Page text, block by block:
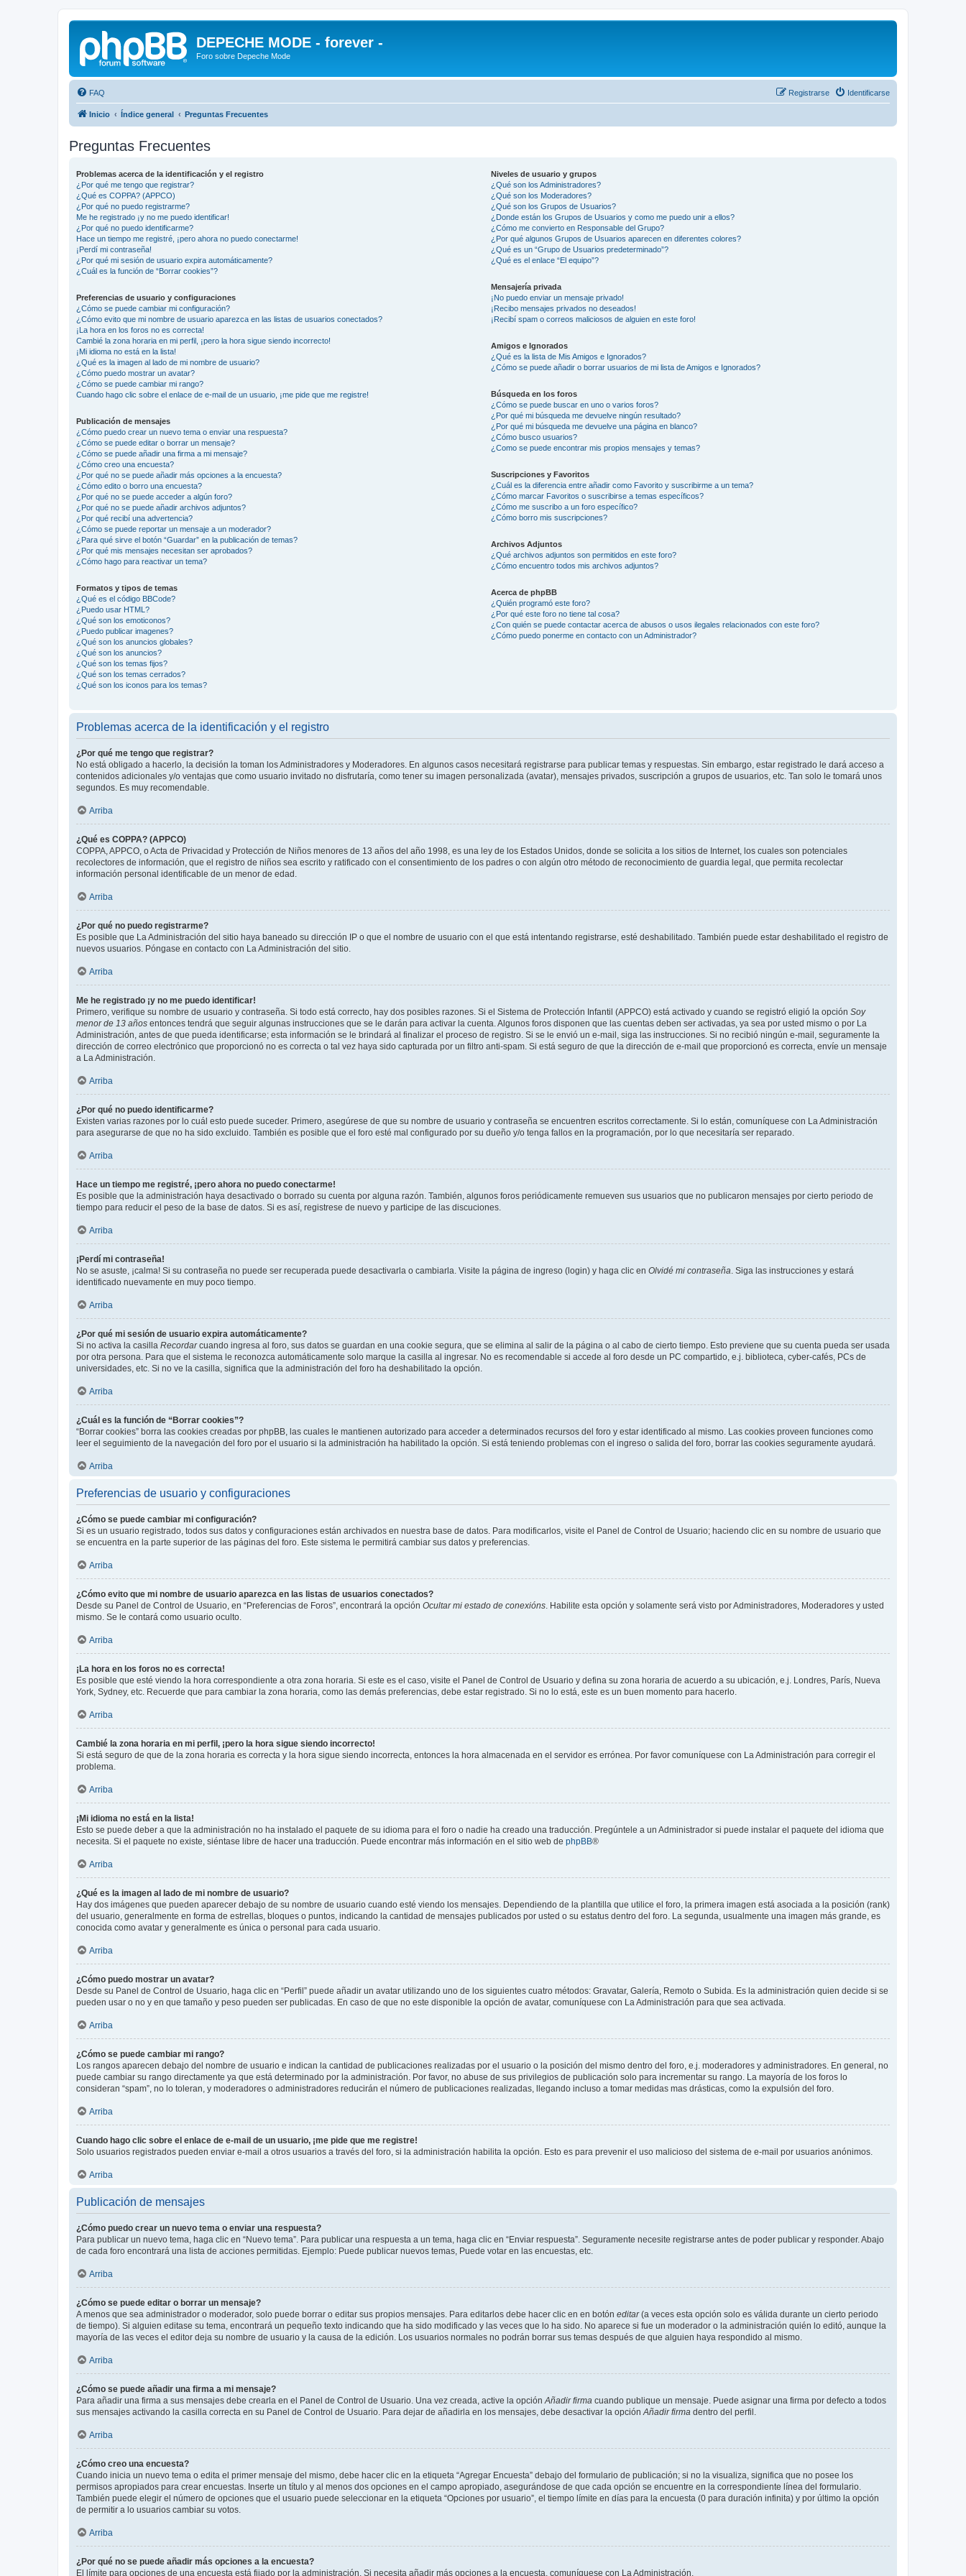
DEPECHE MODE - forever -
Foro sobre Depeche Mode
FAQ Identificarse
Registrarse
Inicio Índice general Preguntas Frecuentes
Preguntas Frecuentes
Problemas acerca de la identificación y el registro
¿Por qué me tengo que registrar?
¿Qué es COPPA? (APPCO)
¿Por qué no puedo registrarme?
Me he registrado ¡y no me puedo identificar!
¿Por qué no puedo identificarme?
Hace un tiempo me registré, ¡pero ahora no puedo conectarme!
¡Perdí mi contraseña!
¿Por qué mi sesión de usuario expira automáticamente?
¿Cuál es la función de “Borrar cookies”?
Preferencias de usuario y configuraciones
¿Cómo se puede cambiar mi configuración?
¿Cómo evito que mi nombre de usuario aparezca en las listas de usuarios conectados?
¡La hora en los foros no es correcta!
Cambié la zona horaria en mi perfil, ¡pero la hora sigue siendo incorrecto!
¡Mi idioma no está en la lista!
¿Qué es la imagen al lado de mi nombre de usuario?
¿Cómo puedo mostrar un avatar?
¿Cómo se puede cambiar mi rango?
Cuando hago clic sobre el enlace de e-mail de un usuario, ¡me pide que me registre!
Publicación de mensajes
¿Cómo puedo crear un nuevo tema o enviar una respuesta?
¿Cómo se puede editar o borrar un mensaje?
¿Cómo se puede añadir una firma a mi mensaje?
¿Cómo creo una encuesta?
¿Por qué no se puede añadir más opciones a la encuesta?
¿Cómo edito o borro una encuesta?
¿Por qué no se puede acceder a algún foro?
¿Por qué no se puede añadir archivos adjuntos?
¿Por qué recibí una advertencia?
¿Cómo se puede reportar un mensaje a un moderador?
¿Para qué sirve el botón “Guardar” en la publicación de temas?
¿Por qué mis mensajes necesitan ser aprobados?
¿Cómo hago para reactivar un tema?
Formatos y tipos de temas
¿Qué es el código BBCode?
¿Puedo usar HTML?
¿Qué son los emoticonos?
¿Puedo publicar imagenes?
¿Qué son los anuncios globales?
¿Qué son los anuncios?
¿Qué son los temas fijos?
¿Qué son los temas cerrados?
¿Qué son los iconos para los temas?
Niveles de usuario y grupos
¿Qué son los Administradores?
¿Qué son los Moderadores?
¿Qué son los Grupos de Usuarios?
¿Donde están los Grupos de Usuarios y como me puedo unir a ellos?
¿Cómo me convierto en Responsable del Grupo?
¿Por qué algunos Grupos de Usuarios aparecen en diferentes colores?
¿Qué es un “Grupo de Usuarios predeterminado”?
¿Qué es el enlace “El equipo”?
Mensajería privada
¡No puedo enviar un mensaje privado!
¡Recibo mensajes privados no deseados!
¡Recibí spam o correos maliciosos de alguien en este foro!
Amigos e Ignorados
¿Qué es la lista de Mis Amigos e Ignorados?
¿Cómo se puede añadir o borrar usuarios de mi lista de Amigos e Ignorados?
Búsqueda en los foros
¿Cómo se puede buscar en uno o varios foros?
¿Por qué mi búsqueda me devuelve ningún resultado?
¿Por qué mi búsqueda me devuelve una página en blanco?
¿Cómo busco usuarios?
¿Como se puede encontrar mis propios mensajes y temas?
Suscripciones y Favoritos
¿Cuál es la diferencia entre añadir como Favorito y suscribirme a un tema?
¿Cómo marcar Favoritos o suscribirse a temas específicos?
¿Cómo me suscribo a un foro específico?
¿Cómo borro mis suscripciones?
Archivos Adjuntos
¿Qué archivos adjuntos son permitidos en este foro?
¿Cómo encuentro todos mis archivos adjuntos?
Acerca de phpBB
¿Quién programó este foro?
¿Por qué este foro no tiene tal cosa?
¿Con quién se puede contactar acerca de abusos o usos ilegales relacionados con este foro?
¿Cómo puedo ponerme en contacto con un Administrador?
Problemas acerca de la identificación y el registro
¿Por qué me tengo que registrar?
No está obligado a hacerlo, la decisión la toman los Administradores y Moderadores. En algunos casos necesitará registrarse para publicar temas y respuestas. Sin embargo, estar registrado le dará acceso a
contenidos adicionales y/o ventajas que como usuario invitado no disfrutaría, como tener su imagen personalizada (avatar), mensajes privados, suscripción a grupos de usuarios, etc. Tan solo le tomará unos
segundos. Es muy recomendable.
Arriba
¿Qué es COPPA? (APPCO)
COPPA, APPCO, o Acta de Privacidad y Protección de Niños menores de 13 años del año 1998, es una ley de los Estados Unidos, donde se solicita a los sitios de Internet, los cuales son potenciales
recolectores de información, que el registro de niños sea escrito y ratificado con el consentimiento de los padres o con algún otro método de reconocimiento de guardia legal, que permita recolectar
información personal identificable de un menor de edad.
Arriba
¿Por qué no puedo registrarme?
Es posible que La Administración del sitio haya baneado su dirección IP o que el nombre de usuario con el que está intentando registrarse, esté deshabilitado. También puede estar deshabilitado el registro de
nuevos usuarios. Póngase en contacto con La Administración del sitio.
Arriba
Me he registrado ¡y no me puedo identificar!
Primero, verifique su nombre de usuario y contraseña. Si todo está correcto, hay dos posibles razones. Si el Sistema de Protección Infantil (APPCO) está activado y cuando se registró eligió la opción Soy
menor de 13 años entonces tendrá que seguir algunas instrucciones que se le darán para activar la cuenta. Algunos foros disponen que las cuentas deben ser activadas, ya sea por usted mismo o por La
Administración, antes de que pueda identificarse; esta información se le brindará al finalizar el proceso de registro. Si se le envió un e-mail, siga las instrucciones. Si no recibió ningún e-mail, seguramente la
dirección de correo electrónico que proporcionó no es correcta o tal vez haya sido capturada por un filtro anti-spam. Si está seguro de que la dirección de e-mail que proporcionó es correcta, envíe un mensaje
a La Administración.
Arriba
¿Por qué no puedo identificarme?
Existen varias razones por lo cuál esto puede suceder. Primero, asegúrese de que su nombre de usuario y contraseña se encuentren escritos correctamente. Si lo están, comuníquese con La Administración
para asegurarse de que no ha sido excluido. También es posible que el foro esté mal configurado por su dueño y/o tenga fallos en la programación, por lo que necesitaría ser reparado.
Arriba
Hace un tiempo me registré, ¡pero ahora no puedo conectarme!
Es posible que la administración haya desactivado o borrado su cuenta por alguna razón. También, algunos foros periódicamente remueven sus usuarios que no publicaron mensajes por cierto periodo de
tiempo para reducir el peso de la base de datos. Si es así, registrese de nuevo y participe de las discuciones.
Arriba
¡Perdí mi contraseña!
No se asuste, ¡calma! Si su contraseña no puede ser recuperada puede desactivarla o cambiarla. Visite la página de ingreso (login) y haga clic en Olvidé mi contraseña . Siga las instrucciones y estará
identificado nuevamente en muy poco tiempo.
Arriba
¿Por qué mi sesión de usuario expira automáticamente?
Si no activa la casilla Recordarcuando ingresa al foro, sus datos se guardan en una cookie segura, que se elimina al salir de la página o al cabo de cierto tiempo. Esto previene que su cuenta pueda ser usada
por otra persona. Para que el sistema le reconozca automáticamente solo marque la casilla al ingresar. No es recomendable si accede al foro desde un PC compartido, e.j. biblioteca, cyber-cafés, PCs de
universidades, etc. Si no ve la casilla, significa que la administración del foro ha deshabilitado la opción.
Arriba
¿Cuál es la función de “Borrar cookies”?
“Borrar cookies” borra las cookies creadas por phpBB, las cuales le mantienen autorizado para acceder a determinados recursos del foro y estar identificado al mismo. Las cookies proveen funciones como
leer el seguimiento de la navegación del foro por el usuario si la administración ha habilitado la opción. Si está teniendo problemas con el ingreso o salida del foro, borrar las cookies seguramente ayudará.
Arriba
Preferencias de usuario y configuraciones
¿Cómo se puede cambiar mi configuración?
Si es un usuario registrado, todos sus datos y configuraciones están archivados en nuestra base de datos. Para modificarlos, visite el Panel de Control de Usuario; haciendo clic en su nombre de usuario que
se encuentra en la parte superior de las páginas del foro. Este sistema le permitirá cambiar sus datos y preferencias.
Arriba
¿Cómo evito que mi nombre de usuario aparezca en las listas de usuarios conectados?
Desde su Panel de Control de Usuario, en “Preferencias de Foros”, encontrará la opción Ocultar mi estado de conexións . Habilite esta opción y solamente será visto por Administradores, Moderadores y usted
mismo. Se le contará como usuario oculto.
Arriba
¡La hora en los foros no es correcta!
Es posible que esté viendo la hora correspondiente a otra zona horaria. Si este es el caso, visite el Panel de Control de Usuario y defina su zona horaria de acuerdo a su ubicación, e.j. Londres, París, Nueva
York, Sydney, etc. Recuerde que para cambiar la zona horaria, como las demás preferencias, debe estar registrado. Si no lo está, este es un buen momento para hacerlo.
Arriba
Cambié la zona horaria en mi perfil, ¡pero la hora sigue siendo incorrecto!
Si está seguro de que de la zona horaria es correcta y la hora sigue siendo incorrecta, entonces la hora almacenada en el servidor es errónea. Por favor comuníquese con La Administración para corregir el
problema.
Arriba
¡Mi idioma no está en la lista!
Esto se puede deber a que la administración no ha instalado el paquete de su idioma para el foro o nadie ha creado una traducción. Pregúntele a un Administrador si puede instalar el paquete del idioma que
necesita. Si el paquete no existe, siéntase libre de hacer una traducción. Puede encontrar más información en el sitio web de phpBB®
Arriba
¿Qué es la imagen al lado de mi nombre de usuario?
Hay dos imágenes que pueden aparecer debajo de su nombre de usuario cuando esté viendo los mensajes. Dependiendo de la plantilla que utilice el foro, la primera imagen está asociada a la posición (rank)
del usuario, generalmente en forma de estrellas, bloques o puntos, indicando la cantidad de mensajes publicados por usted o su estatus dentro del foro. La segunda, usualmente una imagen más grande, es
conocida como avatar y generalmente es única o personal para cada usuario.
Arriba
¿Cómo puedo mostrar un avatar?
Desde su Panel de Control de Usuario, haga clic en “Perfil” puede añadir un avatar utilizando uno de los siguientes cuatro métodos: Gravatar, Galería, Remoto o Subida. Es la administración quien decide si se
pueden usar o no y en que tamaño y peso pueden ser publicadas. En caso de que no este disponible la opción de avatar, comuníquese con La Administración para que sea activada.
Arriba
¿Cómo se puede cambiar mi rango?
Los rangos aparecen debajo del nombre de usuario e indican la cantidad de publicaciones realizadas por el usuario o la posición del mismo dentro del foro, e.j. moderadores y administradores. En general, no
puede cambiar su rango directamente ya que está determinado por la administración. Por favor, no abuse de sus privilegios de publicación solo para incrementar su rango. La mayoría de los foros lo
consideran “spam”, no lo toleran, y moderadores o administradores reducirán el número de publicaciones realizadas, llegando incluso a tomar medidas mas drásticas, como la expulsión del foro.
Arriba
Cuando hago clic sobre el enlace de e-mail de un usuario, ¡me pide que me registre!
Solo usuarios registrados pueden enviar e-mail a otros usuarios a través del foro, si la administración habilita la opción. Esto es para prevenir el uso malicioso del sistema de e-mail por usuarios anónimos.
Arriba
Publicación de mensajes
¿Cómo puedo crear un nuevo tema o enviar una respuesta?
Para publicar un nuevo tema, haga clic en “Nuevo tema”. Para publicar una respuesta a un tema, haga clic en “Enviar respuesta”. Seguramente necesite registrarse antes de poder publicar y responder. Abajo
de cada foro encontrará una lista de acciones permitidas. Ejemplo: Puede publicar nuevos temas, Puede votar en las encuestas, etc.
Arriba
¿Cómo se puede editar o borrar un mensaje?
A menos que sea administrador o moderador, solo puede borrar o editar sus propios mensajes. Para editarlos debe hacer clic en en botón editar(a veces esta opción solo es válida durante un cierto periodo
de tiempo). Si alguien editase su tema, encontrará un pequeño texto indicando que ha sido modificado y las veces que lo ha sido. No aparece si fue un moderador o la administración quién lo editó, aunque la
mayoría de las veces el editor deja su nombre de usuario y la causa de la edición. Los usuarios normales no podrán borrar sus temas después de que alguien haya respondido al mismo.
Arriba
¿Cómo se puede añadir una firma a mi mensaje?
Para añadir una firma a sus mensajes debe crearla en el Panel de Control de Usuario. Una vez creada, active la opción Añadir firma cuando publique un mensaje. Puede asignar una firma por defecto a todos
sus mensajes activando la casilla correcta en su Panel de Control de Usuario. Para dejar de añadirla en los mensajes, debe desactivar la opción Añadir firma dentro del perfil.
Arriba
¿Cómo creo una encuesta?
Cuando inicia un nuevo tema o edita el primer mensaje del mismo, debe hacer clic en la etiqueta “Agregar Encuesta” debajo del formulario de publicación; si no la visualiza, significa que no posee los
permisos apropiados para crear encuestas. Inserte un título y al menos dos opciones en el campo apropiado, asegurándose de que cada opción se encuentre en la correspondiente línea del formulario.
También puede elegir el número de opciones que el usuario puede seleccionar en la etiqueta “Opciones por usuario”, el tiempo límite en días para la encuesta (0 para duración infinita) y por último la opción
de permitir a lo usuarios cambiar su votos.
Arriba
¿Por qué no se puede añadir más opciones a la encuesta?
El límite para opciones de una encuesta está fijado por la administración. Si necesita añadir más opciones a la encuesta, comuníquese con La Administración.